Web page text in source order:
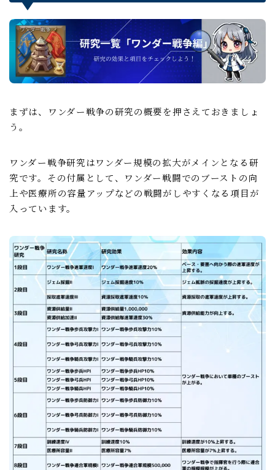
まずは、ワンダー戦争の研究の概要を押さえておきましょ
う。
ワンダー戦争研究はワンダー規模の拡大がメインとなる研
究です。その付属として、ワンダー戦闘でのブーストの向
上や医療所の容量アップなどの戦闘がしやすくなる項目が
入っています。